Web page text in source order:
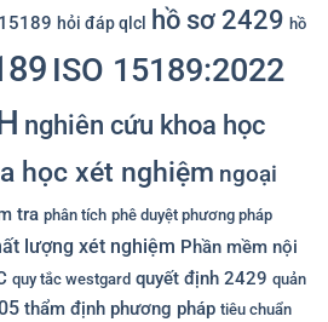
hỏi đáp qlcl hồ sơ 2429 hồ
ISO 15189:2022
nghiên cứu khoa học
học xét nghiệm ngoại
tra phân tích phê duyệt phương pháp
lượng xét nghiệm Phần mềm nội
quy tắc westgard quyết định 2429 quản
thẩm định phương pháp tiêu chuẩn